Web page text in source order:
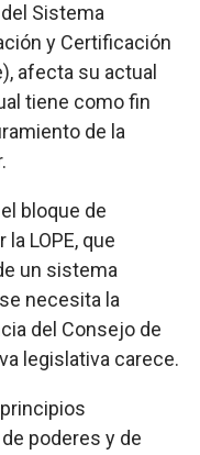
Sistema
y Certificación
afecta su actual
tiene como fin
de la
bloque de
LOPE, que
un sistema
necesita la
del Consejo de
legislativa carece.
poderes y de